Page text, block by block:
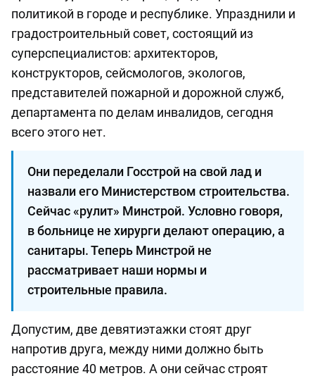
политикой в городе и республике. Упразднили и
градостроительный совет, состоящий из
суперспециалистов: архитекторов,
конструкторов, сейсмологов, экологов,
представителей пожарной и дорожной служб,
департамента по делам инвалидов, сегодня
всего этого нет.
Они переделали Госстрой на свой лад и
назвали его Министерством строительства.
Сейчас «рулит» Минстрой. Условно говоря,
в больнице не хирурги делают операцию, а
санитары. Теперь Минстрой не
рассматривает наши нормы и
строительные правила.
Допустим, две девятиэтажки стоят друг
напротив друга, между ними должно быть
расстояние 40 метров. А они сейчас строят